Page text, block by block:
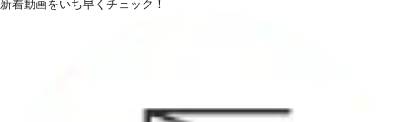
新着動画をいち早くチェック！